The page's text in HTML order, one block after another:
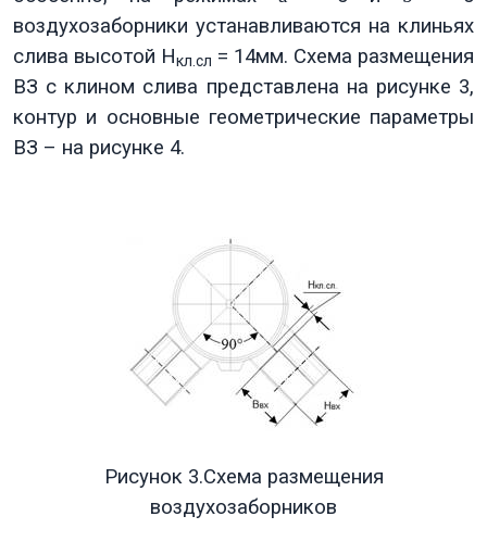
воздухозаборники устанавливаются на клиньях
слива высотой Нкл.сл = 14мм. Схема размещения
ВЗ с клином слива представлена на рисунке 3,
контур и основные геометрические параметры
ВЗ – на рисунке 4.
Рисунок 3.Схема размещения
воздухозаборников